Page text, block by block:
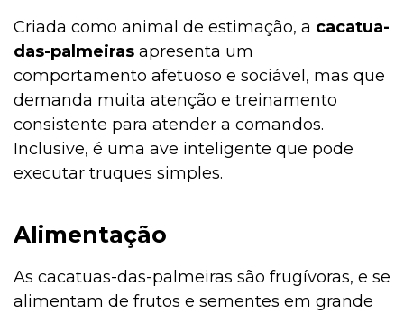
Criada como animal de estimação, a cacatua-
das-palmeiras apresenta um
comportamento afetuoso e sociável, mas que
demanda muita atenção e treinamento
consistente para atender a comandos.
Inclusive, é uma ave inteligente que pode
executar truques simples.
Alimentação
As cacatuas-das-palmeiras são frugívoras, e se
alimentam de frutos e sementes em grande